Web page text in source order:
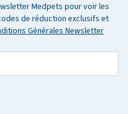
Medpets pour voir les
de réduction exclusifs et
Générales Newsletter